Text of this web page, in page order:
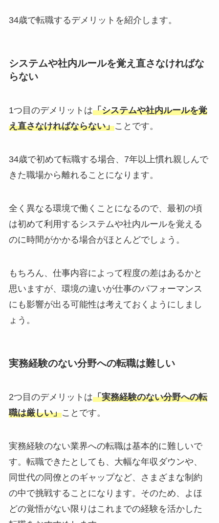
34歳で転職するデメリットを紹介します。
システムや社内ルールを覚え直さなければな
らない
1つ目のデメリットは「システムや社内ルールを覚
え直さなければならない」ことです。
34歳で初めて転職する場合、7年以上慣れ親しんで
きた職場から離れることになります。
全く異なる環境で働くことになるので、最初の頃
は初めて利用するシステムや社内ルールを覚える
のに時間がかかる場合がほとんどでしょう。
もちろん、仕事内容によって程度の差はあるかと
思いますが、環境の違いが仕事のパフォーマンス
にも影響が出る可能性は考えておくようにしまし
ょう。
実務経験のない分野への転職は難しい
2つ目のデメリットは「実務経験のない分野への転
職は厳しい」ことです。
実務経験のない業界への転職は基本的に難しいで
す。転職できたとしても、大幅な年収ダウンや、
同世代の同僚とのギャップなど、さまざまな制約
の中で挑戦することになります。そのため、よほ
どの覚悟がない限りはこれまでの経験を活かした